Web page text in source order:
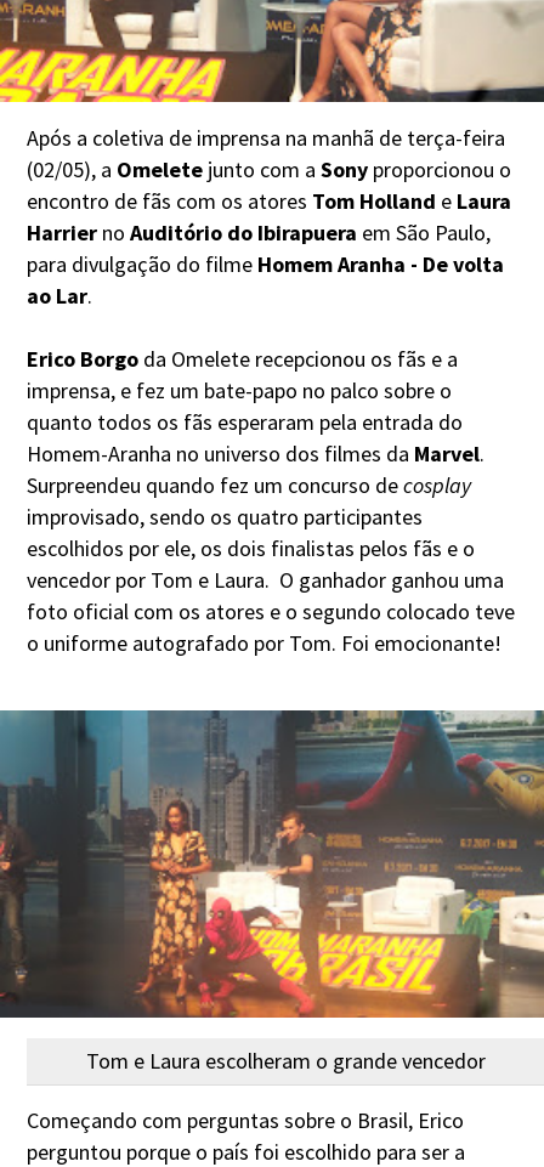
Após a coletiva de imprensa na manhã de terça-feira
(02/05), a Omelete junto com aSony proporcionou o
encontro de fãs com os atores Tom Holland e Laura
Harrier noAuditório do Ibirapuera em São Paulo,
para divulgação do filme Homem Aranha - De volta
ao Lar.
Erico Borgo da Omelete recepcionou os fãs e a
imprensa, e fez um bate-papo no palco sobre o
quanto todos os fãs esperaram pela entrada do
Homem-Aranha no universo dos filmes da Marvel.
Surpreendeu quando fez um concurso decosplay
improvisado, sendo os quatro participantes
escolhidos por ele, os dois finalistas pelos fãs e o
vencedor por Tom e Laura. O ganhador ganhou uma
foto oficial com os atores e o segundo colocado teve
o uniforme autografado por Tom. Foi emocionante!
Tom e Laura escolheram o grande vencedor
Começando com perguntas sobre o Brasil, Erico
perguntou porque o país foi escolhido para ser a